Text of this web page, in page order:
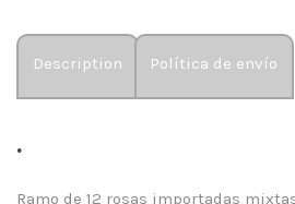
Description Política de envío
.
Ramo de 12 rosas importadas